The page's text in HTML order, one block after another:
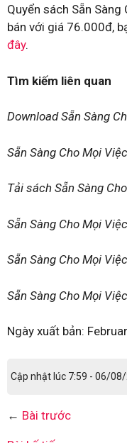
Quyển sách Sẵn
bán với giá 76.000đ,
đây.
Tìm kiếm liên quan
Download Sẵn Sàng
Sẵn Sàng Cho Mọi
Tải sách Sẵn Sàng
Sẵn Sàng Cho Mọi
Sẵn Sàng Cho Mọi
Sẵn Sàng Cho Mọi
Ngày xuất bản:
Cập nhật lúc 7:59 - 06/
← Bài trước